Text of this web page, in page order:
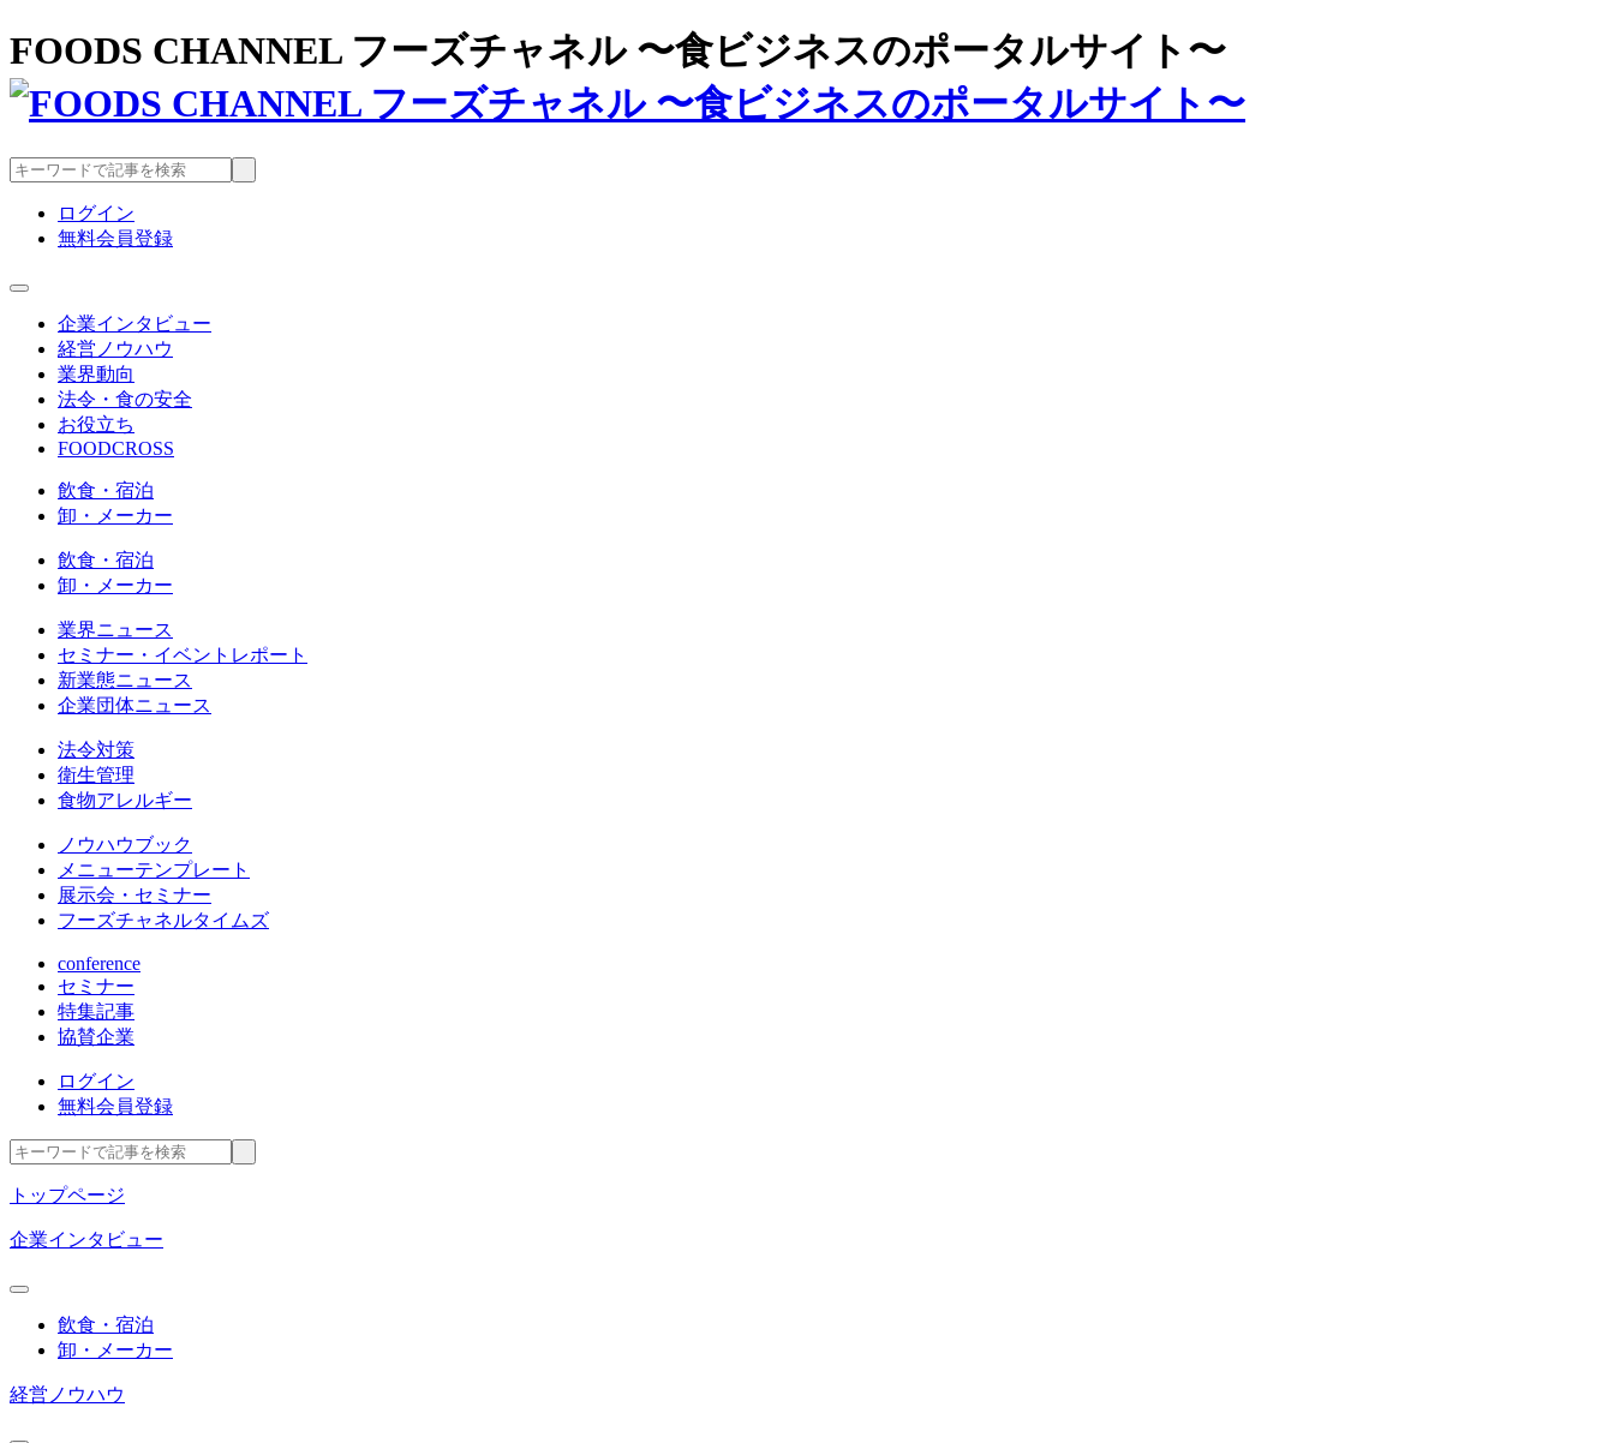
FOODS CHANNEL フーズチャネル 〜食ビジネスのポータルサイト〜
ログイン
無料会員登録
企業インタビュー
経営ノウハウ
業界動向
法令・食の安全
お役立ち
FOODCROSS
飲食・宿泊
卸・メーカー
飲食・宿泊
卸・メーカー
業界ニュース
セミナー・イベントレポート
新業態ニュース
企業団体ニュース
法令対策
衛生管理
食物アレルギー
ノウハウブック
メニューテンプレート
展示会・セミナー
フーズチャネルタイムズ
conference
セミナー
特集記事
協賛企業
ログイン
無料会員登録
トップページ
企業インタビュー
飲食・宿泊
卸・メーカー
経営ノウハウ